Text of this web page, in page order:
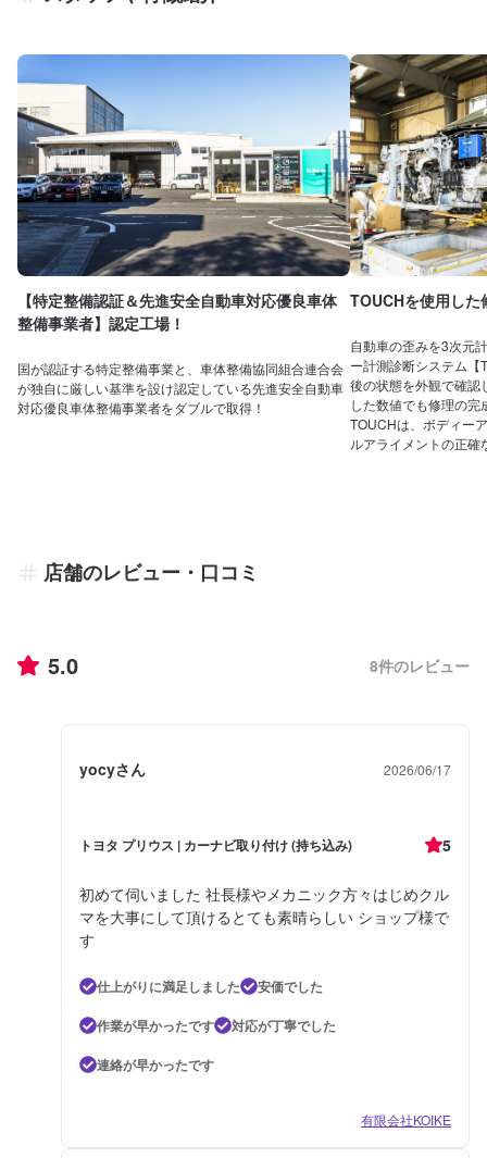
【特定整備認証＆先進安全自動車対応優良車体
整備事業者】認定工場！
国が認証する特定整備事業と、車体整備協同組合連合会
が独自に厳しい基準を設け認定している先進安全自動車
対応優良車体整備事業者をダブルで取得！
TOUCHを使用した
自動車の歪みを3次元
ー計測診断システム【
後の状態を外観で確認
した数値でも修理の
TOUCHは、ボディー
ルアライメントの正
店舗のレビュー・口コミ
5.0 8件のレビュー
yocyさん 2026/06/17
トヨタ プリウス | カーナビ取り付け (持ち込み) 5
初めて伺いました 社長様やメカニック方々はじめクル
マを大事にして頂けるとても素晴らしい ショップ様で
す
仕上がりに満足しました
安価でした
作業が早かったです
対応が丁寧でした
連絡が早かったです
有限会社KOIKE